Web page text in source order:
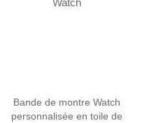
Bande de montre Watch
personnalisée en toile de